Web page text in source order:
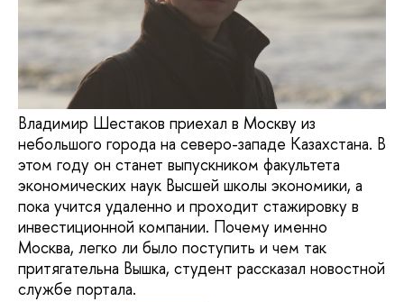
Владимир Шестаков приехал в Москву из
небольшого города на северо-западе Казахстана. В
этом году он станет выпускником факультета
экономических наук Высшей школы экономики, а
пока учится удаленно и проходит стажировку в
инвестиционной компании. Почему именно
Москва, легко ли было поступить и чем так
притягательна Вышка, студент рассказал новостной
службе портала.